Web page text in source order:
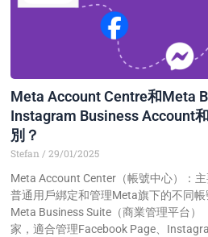
Meta Account Centre和Meta
Instagram Business Account
別？
Stefan 29/01/2025
Meta Account Center（帳號中心）：
普通用戶綁定和管理Meta旗下的不同帳
Meta Business Suite（商業管理平台）
家，適合管理Facebook Page、